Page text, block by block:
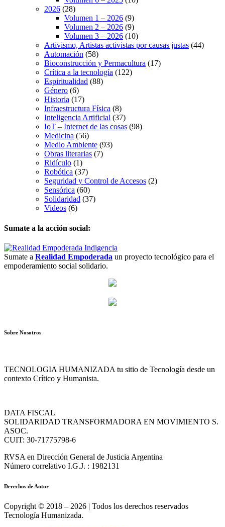
2026 (28)
Volumen 1 – 2026 (9)
Volumen 2 – 2026 (9)
Volumen 3 – 2026 (10)
Artivismo, Artistas activistas por causas justas (44)
Automación (58)
Bioconstrucción y Permacultura (17)
Crítica a la tecnología (122)
Espiritualidad (88)
Género (6)
Historia (17)
Infraestructura Física (8)
Inteligencia Artificial (37)
IoT – Internet de las cosas (98)
Medicina (56)
Medio Ambiente (93)
Obras literarias (7)
Ridículo (1)
Robótica (37)
Seguridad y Control de Accesos (2)
Sensórica (60)
Solidaridad (37)
Videos (6)
Sumate a la acción social:
Sumate a Realidad Empoderada un proyecto tecnológico para el
empoderamiento social solidario.
Sobre Nosotros
TECNOLOGIA HUMANIZADA tu sitio de Tecnología desde un
contexto Crítico y Humanista.
DATA FISCAL
SOLIDARIDAD TRANSFORMADORA EN MOVIMIENTO S.
ASOC.
CUIT: 30-71775798-6
RVSA en Dirección General de Justicia Argentina
Número correlativo I.G.J. : 1982131
Derechos de Autor
Copyright © 2018 – 2026 | Todos los derechos reservados
Tecnología Humanizada.